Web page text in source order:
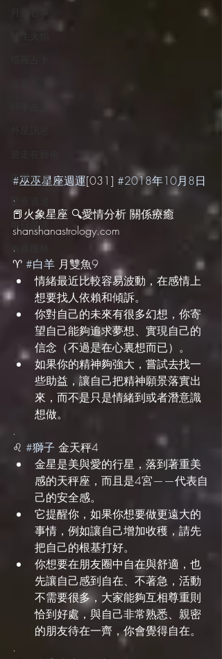
四季心境
星座週運
每日星運
推薦服務
#巫巫星座週運[031] #2018年10月8日
.
📕火象星座 🔍愛情分析 關係療癒
shanshanastrology.com
.
♈️ #白羊 月雙魚9
情緒最近比較容易波動，在感情上
想要找人依賴和傾訴。
你對自己的未來有很多幻想，你寄
望自己能夠追求夢想、實現自己的
信念（不過是在心裏想而已）。
如果你的精神夠強大，嘗試去找一
些助益，讓自己把精神願景落實出
來，而不是只是情緒到或者潛意識
想做。
.
♌️ #獅子 金天秤4
金星是美與愛的行星，落到著重美
感的天秤座，而且是4宮——代表自
己的安全感。
它提醒你，如果你想要做更遠大的
事情，例如讓自己增加收穫，請先
把自己的根基打好。
你想要在朋友圈中自在與舒適，也
先讓自己感到自在、不著急，活動
不需要很多，大家能夠互相尊重則
恰到好處，與自己非常熟悉、親密
的朋友待在一齊，你會覺得自在。
.